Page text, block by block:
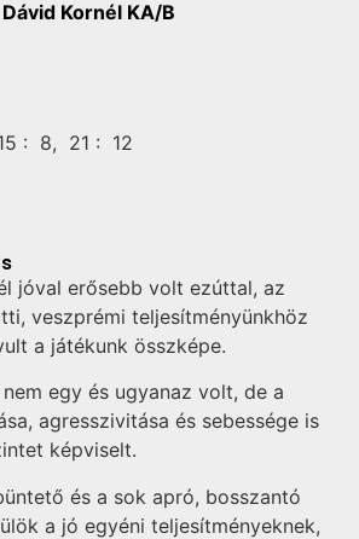
Dávid Kornél KA/B
: 8, 21 : 12
jóval erősebb volt ezúttal, az
veszprémi teljesítményünkhöz
a játékunk összképe.
egy és ugyanaz volt, de a
agresszivitása és sebessége is
képviselt.
és a sok apró, bosszantó
a jó egyéni teljesítményeknek,